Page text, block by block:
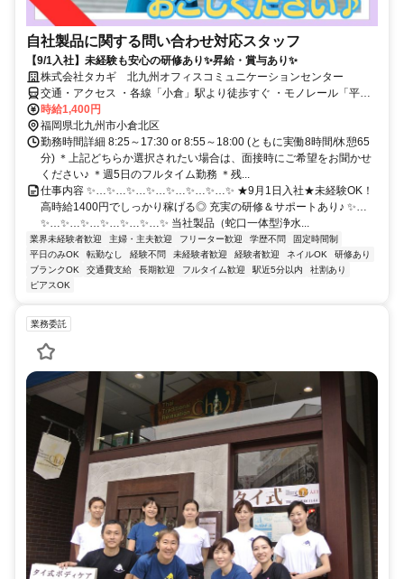
自社製品に関する問い合わせ対応スタッフ
【9/1入社】未経験も安心の研修あり✨昇給・賞与あり✨
株式会社タカギ 北九州オフィスコミュニケーションセンター
交通・アクセス ・各線「小倉」駅より徒歩すぐ ・モノレール「平和
通」駅より徒歩すぐ
時給1,400円
福岡県北九州市小倉北区
勤務時間詳細 8:25～17:30 or 8:55～18:00 (ともに実働8時間/休憩65
分) ＊上記どちらか選択されたい場合は、面接時にご希望をお聞かせ
ください♪ ＊週5日のフルタイム勤務 ＊残...
仕事内容 ✨…✨…✨…✨…✨…✨…✨…✨ ★9月1日入社★未経験OK！
高時給1400円でしっかり稼げる◎ 充実の研修＆サポートあり♪ ✨…
✨…✨…✨…✨…✨…✨…✨ 当社製品（蛇口一体型浄水...
業界未経験者歓迎 主婦・主夫歓迎 フリーター歓迎 学歴不問
固定時間制
平日のみOK
転勤なし 経験不問 未経験者歓迎 経験者歓迎 ネイルOK
研修あり
ブランクOK
交通費支給 長期歓迎 フルタイム歓迎 駅近5分以内
社割あり
ピアスOK
業務委託